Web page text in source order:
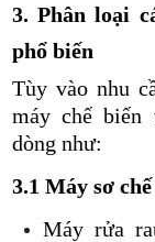
3. Phân loại
phổ biến
Tùy vào nhu
máy chế biến
dòng như:
3.1 Máy sơ
Máy rửa